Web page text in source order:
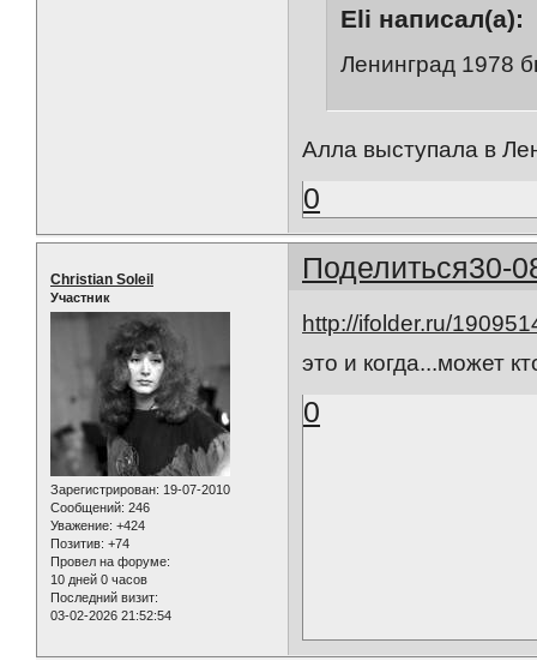
Eli написал(а):
Ленинград 1978
Алла выступала в
0
Поделиться30-
Christian Soleil
Участник
Зарегистрирован: 19-07-2010
Сообщений: 246
Уважение: +424
Позитив: +74
Провел на форуме:
10 дней 0 часов
Последний визит:
03-02-2026 21:52:54
http://ifolder.ru/
это и когда...может
0